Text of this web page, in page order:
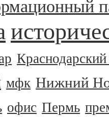
мфк Нижний
офис Пермь